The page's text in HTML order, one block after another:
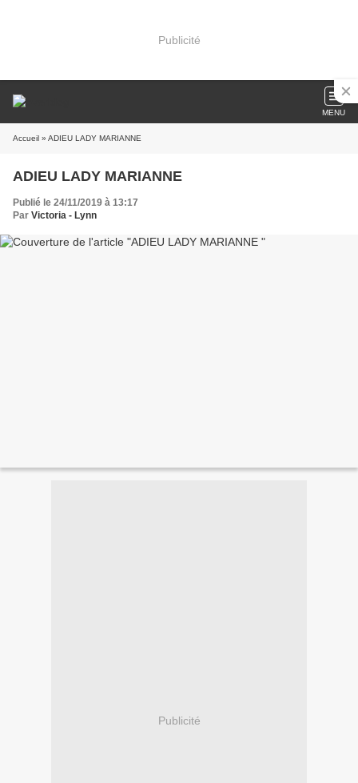
Publicité
MENU
Accueil » ADIEU LADY MARIANNE
ADIEU LADY MARIANNE
Publié le 24/11/2019 à 13:17
Par Victoria - Lynn
Publicité